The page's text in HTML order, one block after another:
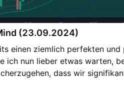
Umsatz/Netzwerk-
komplex, im Wandel durch
groß, aber Volatilität
Bewertung / Risiko: hoch
(Krypto-Chart) Trend
Korrektur. Bew­ertung: 🟡
(23.09.2024)
einen ziemlich perfekten
ich nun lieber etwas warten,
dass wir